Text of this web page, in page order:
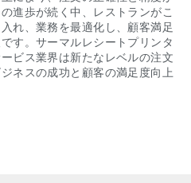
進歩が続く中、レストランがこ
れ、業務を最適化し、顧客満足
す。サーマルレシートプリンタ
ビス業界は新たなレベルの注文
ネスの成功と顧客の満足度向上